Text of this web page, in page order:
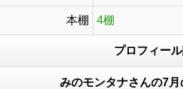
本棚 4棚
プロフィー
みのモンタナさんの7